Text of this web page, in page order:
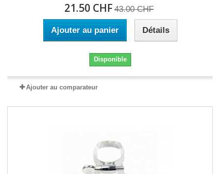
21.50 CHF 43.00 CHF
Ajouter au panier Détails
Disponible
Ajouter au comparateur